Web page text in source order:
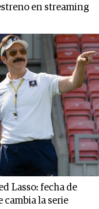
en streaming
Lasso: fecha de
cambia la serie